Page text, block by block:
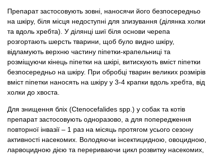
Препарат застосовують зовні, наносячи його безпосередньо
на шкіру, біля місця недоступні для злизування (ділянка холки
та вдоль хребта). У ділянці шиї біля основи черепа
розгортають шерсть тварини, щоб було видно шкіру,
відламують верхню частину піпетки-крапельниці та
розміщуючи кінець піпетки на шкірі, витискують вміст піпетки
безпосередньо на шкіру. При обробці тварин великих розмірів
вміст піпетки наносять на шкіру у 3-4 крапки вдоль хребта, від
холки до хвоста.
Для знищення бліх (Ctenocefalides spp.) у собак та котів
препарат застосовують одноразово, а для попередження
повторної інвазії – 1 раз на місяць протягом усього сезону
активності насекомих. Володяючи інсектицидною, овоцидною,
ларвоцидною дією та перериваючи цикл розвитку насекомих,